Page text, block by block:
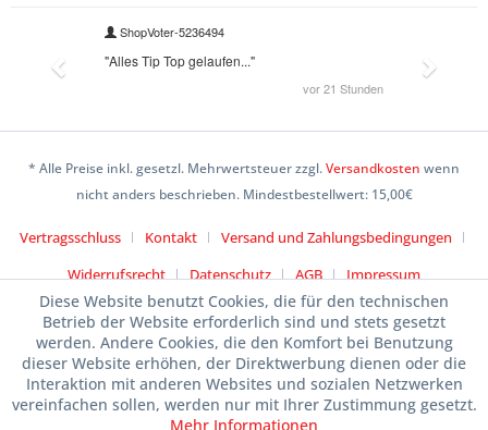
* Alle Preise inkl. gesetzl. Mehrwertsteuer zzgl.Versandkosten wenn
nicht anders beschrieben. Mindestbestellwert: 15,00€
Vertragsschluss Kontakt
Versand und Zahlungsbedingungen
Widerrufsrecht
Datenschutz AGB Impressum
Diese Website benutzt Cookies, die für den technischen
Betrieb der Website erforderlich sind und stets gesetzt
werden. Andere Cookies, die den Komfort bei Benutzung
dieser Website erhöhen, der Direktwerbung dienen oder die
Interaktion mit anderen Websites und sozialen Netzwerken
vereinfachen sollen, werden nur mit Ihrer Zustimmung gesetzt.
Mehr Informationen